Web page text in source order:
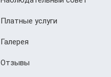
Платные услуги
Галерея
Отзывы